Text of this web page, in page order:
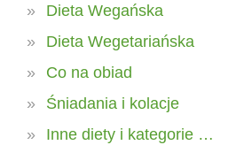
Dieta Wegańska
Dieta Wegetariańska
Co na obiad
Śniadania i kolacje
Inne diety i kategorie …